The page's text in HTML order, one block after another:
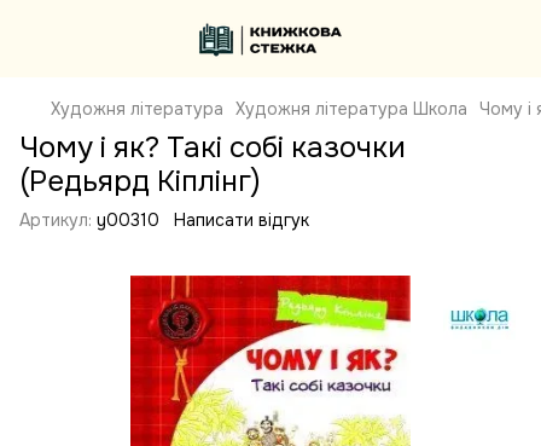
Художня література Художня література Школа Чому і
Чому і як? Такі собі казочки
(Редьярд Кіплінг)
Артикул: y00310 Написати відгук